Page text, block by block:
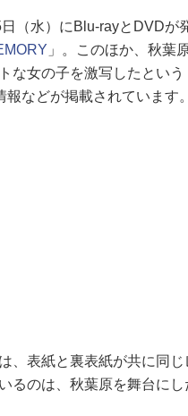
（水）にBlu-rayとDVDが
」。このほか、秋葉
な女の子を激写したという
報などが掲載されています。
、表紙と裏表紙が共に同じ
るのは、秋葉原を舞台にし